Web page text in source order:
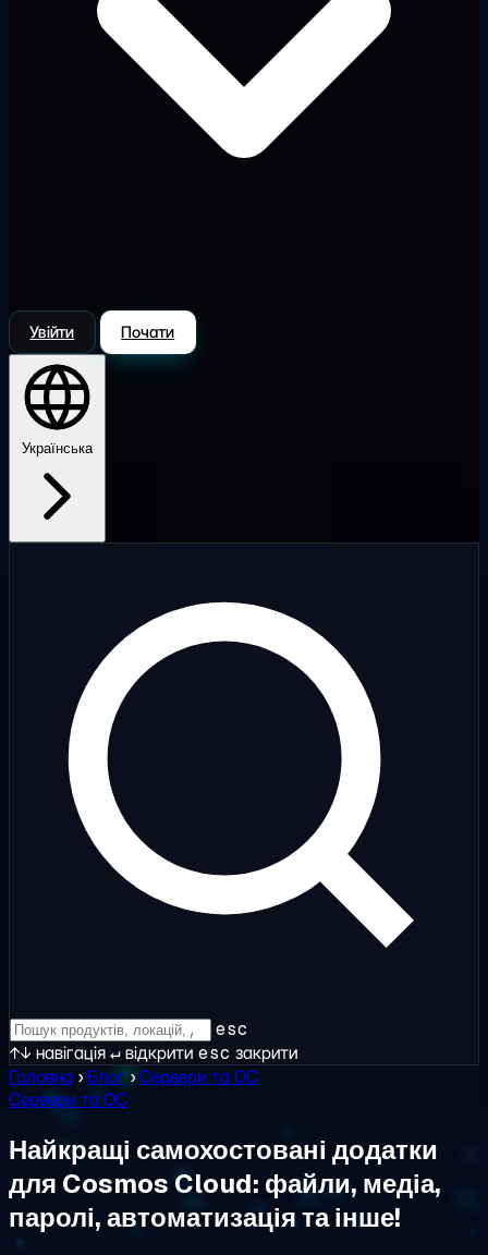
Увійти Почати
Українська
esc
↑↓ навігація↵відкрити esc закрити
Головна ›Блог ›Сервери та ОС
Сервери та ОС
Найкращі самохостовані додатки
для Cosmos Cloud: файли, медіа,
паролі, автоматизація та інше!